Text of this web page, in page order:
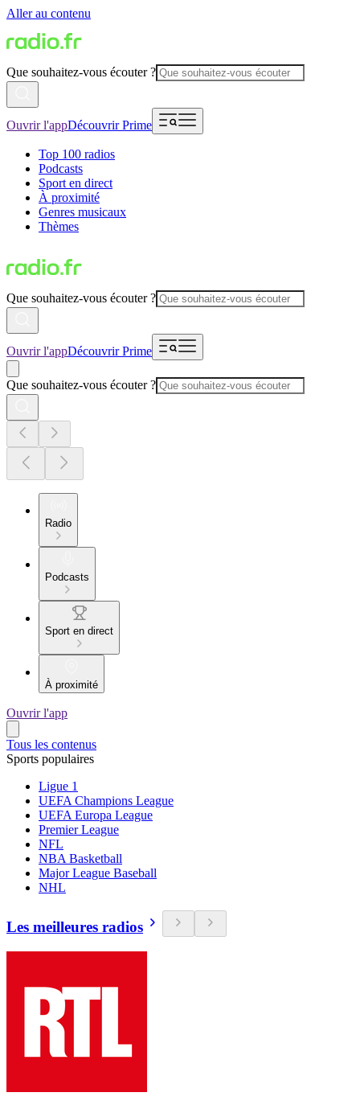
Aller au contenu
Que souhaitez-vous écouter ?
Ouvrir l'appDécouvrir Prime
Top 100 radios
Podcasts
Sport en direct
À proximité
Genres musicaux
Thèmes
Que souhaitez-vous écouter ?
Ouvrir l'appDécouvrir Prime
Que souhaitez-vous écouter ?
Radio
Podcasts
Sport en direct
À proximité
Ouvrir l'app
Tous les contenus
Sports populaires
Ligue 1
UEFA Champions League
UEFA Europa League
Premier League
NFL
NBA Basketball
Major League Baseball
NHL
Les meilleures radios